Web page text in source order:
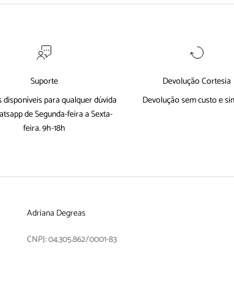
Suporte
disponíveis para qualquer dúvida
de Segunda-feira a Sexta-
feira. 9h-18h
Devolução Cortesia
Devolução sem custo e
Adriana Degreas
CNPJ: 04.305.862/0001-83